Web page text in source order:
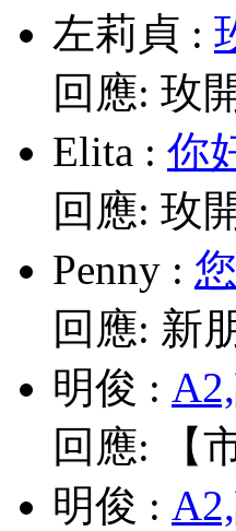
左莉貞 :
回應: 玫
Elita : 你
回應: 玫
Penny :
回應: 新
明俊 :
回應:
【
明俊 :